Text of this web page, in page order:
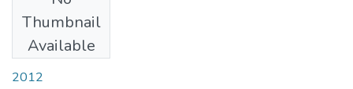
Thumbnail
Available
Download
Date
2012